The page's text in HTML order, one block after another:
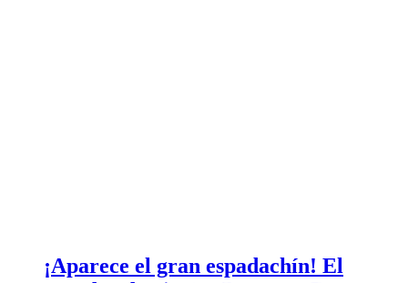
¡Aparece el gran espadachín! El